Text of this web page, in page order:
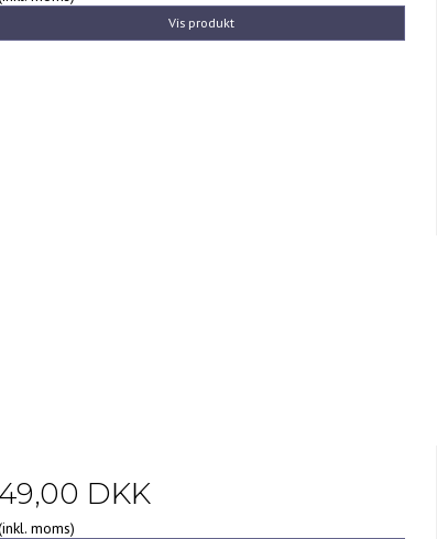
Vis produkt
49,00 DKK
moms)